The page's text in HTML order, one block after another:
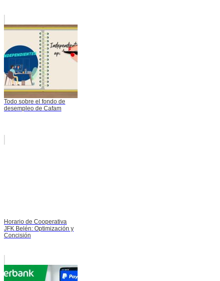
Todo sobre el fondo de
desempleo de Cafam
Horario de Cooperativa
JFK Belén: Optimización y
Concisión